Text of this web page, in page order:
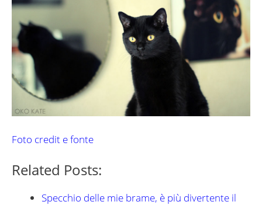
Foto credit e fonte
Related Posts:
Specchio delle mie brame, è più divertente il